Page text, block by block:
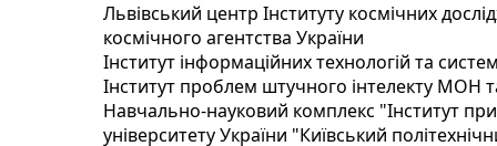
Львівський центр Інституту космічних
космічного агентства України
Інститут інформаційних технологій та
Інститут проблем штучного інтелекту МОН
Навчально-науковий комплекс "Інститут
університету України "Київський